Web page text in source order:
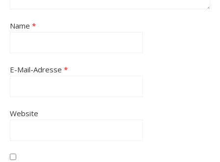
Name *
E-Mail-Adresse *
Website